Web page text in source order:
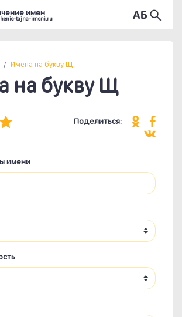
имен
tajna-imeni.ru
Имена на букву Щ
на букву Щ
Поделиться:
имени